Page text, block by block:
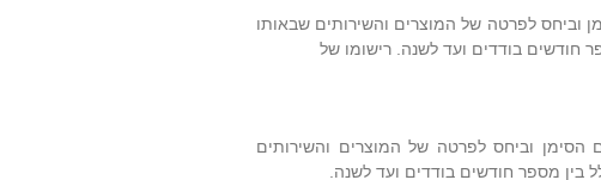
וביחס לפרטה של המוצרים והשירותים שבאותו
חודשים בודדים ועד לשנה. רישומו של
הסימן וביחס לפרטה של המוצרים והשירותים
בין מספר חודשים בודדים ועד לשנה.